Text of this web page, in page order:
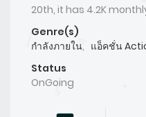
20th, it has 4.2K
Genre(s)
กำลังภายใน, แอ็คชั่น
Status
OnGoing